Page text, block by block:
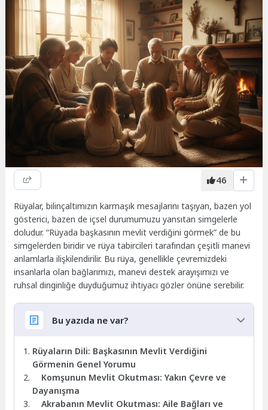
46
Rüyalar, bilinçaltımızın karmaşık mesajlarını taşıyan, bazen yol
gösterici, bazen de içsel durumumuzu yansıtan simgelerle
doludur. “Rüyada başkasının mevlit verdiğini görmek” de bu
simgelerden biridir ve rüya tabircileri tarafından çeşitli manevi
anlamlarla ilişkilendirilir. Bu rüya, genellikle çevremizdeki
insanlarla olan bağlarımızı, manevi destek arayışımızı ve
ruhsal dinginliğe duyduğumuz ihtiyacı gözler önüne serebilir.
Bu yazıda ne var?
Rüyaların Dili: Başkasının Mevlit Verdiğini
Görmenin Genel Yorumu
Komşunun Mevlit Okutması: Yakın Çevre ve
Dayanışma
Akrabanın Mevlit Okutması: Aile Bağları ve